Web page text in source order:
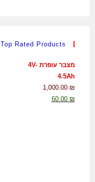
Top Rated Products
מצבר עופרת 4V-
4.5Ah
1,000.00₪
60.00 ₪